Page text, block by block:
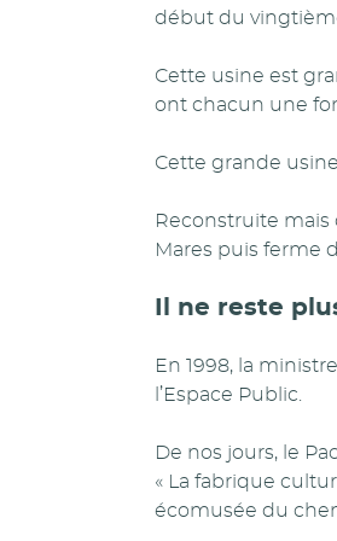
début du
Cette usine est
ont chacun une
Cette grande
Reconstruite mais
Mares puis ferme
Il ne reste
En 1998, la
l’Espace Public.
De nos jours, le
« La fabrique
écomusée du